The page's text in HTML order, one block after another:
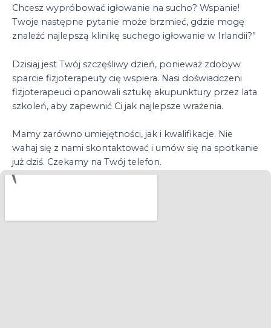
Chcesz wypróbować igłowanie na sucho? Wspanie!
Twoje następne pytanie może brzmieć, gdzie mogę
znaleźć najlepszą klinikę suchego igłowanie w Irlandii?”
Dzisiaj jest Twój szczęśliwy dzień, ponieważ zdobyw
sparcie fizjoterapeuty cię wspiera. Nasi doświadczeni
fizjoterapeuci opanowali sztukę akupunktury przez lata
szkoleń, aby zapewnić Ci jak najlepsze wrażenia.
Mamy zarówno umiejętności, jak i kwalifikacje. Nie
wahaj się z nami skontaktować i umów się na spotkanie
już dziś. Czekamy na Twój telefon.